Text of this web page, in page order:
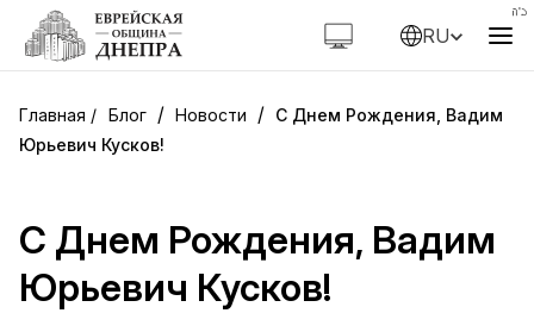
RU
Блог / Новости / С Днем Рождения, Вадим
Юрьевич Кусков!
С Днем Рождения, Вадим
Юрьевич Кусков!